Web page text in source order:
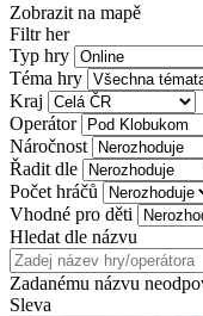
Zobrazit na mapě
Filtr her
Typ hry
Téma hry
Kraj
Operátor
Náročnost
Řadit dle
Počet hráčů
Vhodné pro děti
Hledat dle názvu
Zadanému názvu
Sleva